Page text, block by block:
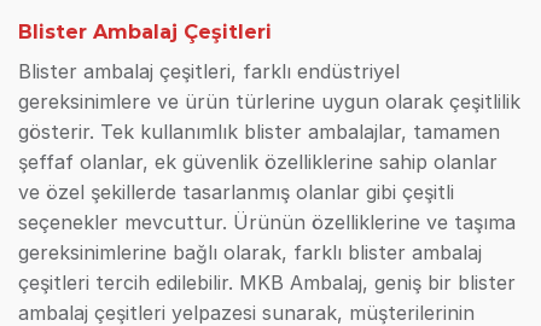
Blister Ambalaj Çeşitleri
Blister ambalaj çeşitleri, farklı endüstriyel
gereksinimlere ve ürün türlerine uygun olarak çeşitlilik
gösterir. Tek kullanımlık blister ambalajlar, tamamen
şeffaf olanlar, ek güvenlik özelliklerine sahip olanlar
ve özel şekillerde tasarlanmış olanlar gibi çeşitli
seçenekler mevcuttur. Ürünün özelliklerine ve taşıma
gereksinimlerine bağlı olarak, farklı blister ambalaj
çeşitleri tercih edilebilir. MKB Ambalaj, geniş bir blister
ambalaj çeşitleri yelpazesi sunarak, müşterilerinin